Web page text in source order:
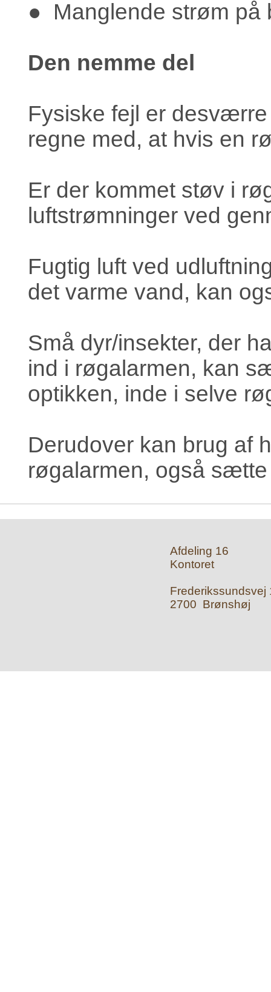
● Manglende strøm på
Den nemme del
Fysiske fejl er
regne med, at hvis en
Er der kommet støv i
luftstrømninger ved
Fugtig luft ved
det varme vand, kan
Små dyr/insekter, der
ind i røgalarmen, kan
optikken, inde i selve
Derudover kan brug af
røgalarmen, også
Afdeling 16
Kontoret
Frederikssundsvej
2700 Brønshøj